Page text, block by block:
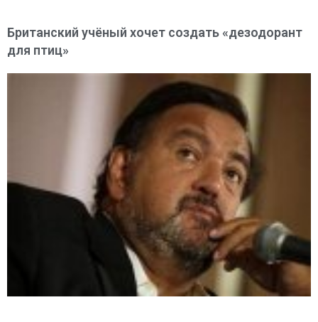
Британский учёный хочет создать «дезодорант
для птиц»